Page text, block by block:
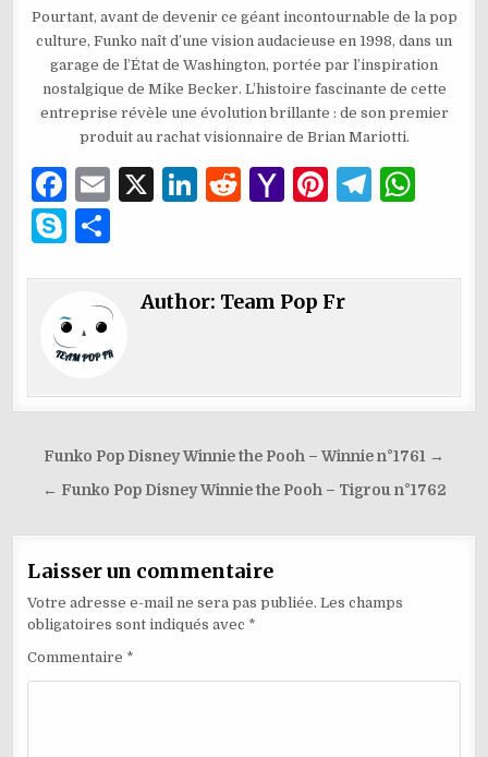
Pourtant, avant de devenir ce géant incontournable de la pop
culture, Funko naît d’une vision audacieuse en 1998, dans un
garage de l’État de Washington, portée par l’inspiration
nostalgique de Mike Becker. L’histoire fascinante de cette
entreprise révèle une évolution brillante : de son premier
produit au rachat visionnaire de Brian Mariotti.
F
a
c
e
b
o
o
E
l
X
Li
e
R
di
Y
o
ai
Pi
re
T
g s
p
S
p
e
ta
g
er
Author: Team Pop Fr
Navigation
Funko Pop Disney Winnie the Pooh – Winnie n°1761 →
← Funko Pop Disney Winnie the Pooh – Tigrou n°1762
Laisser un commentaire
Votre adresse e-mail ne sera pas publiée. Les champs
obligatoires sont indiqués avec *
Commentaire *